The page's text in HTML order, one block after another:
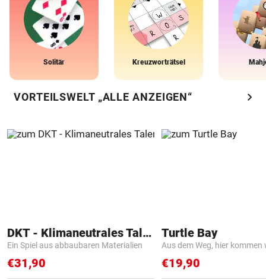
Solitär Kreuzworträtsel
VORTEILSWELT „ALLE ANZEIGEN“ chevron_right
DKT - Klimaneutrales Talent
Ein Spiel aus abbaubaren Materialien
€31,90
Turtle Bay
Aus dem Weg, hier kommen
€19,90